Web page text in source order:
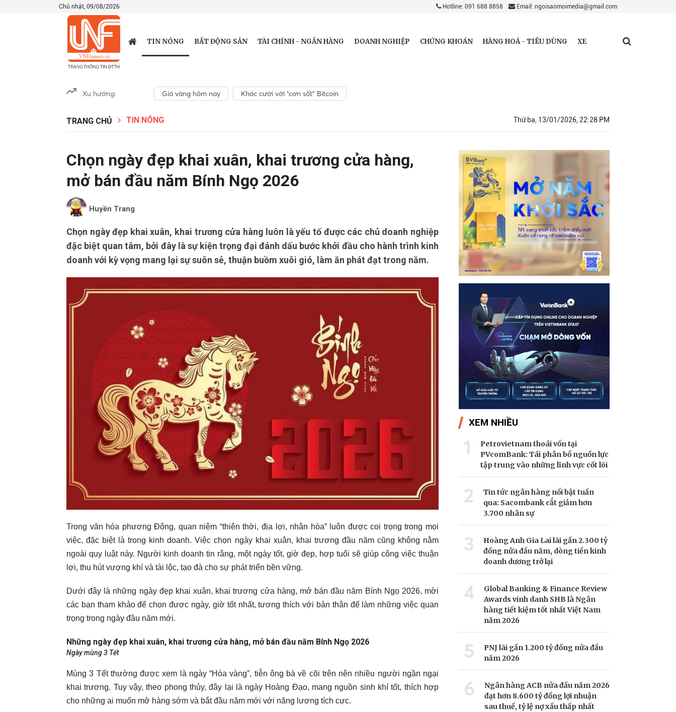
Chủ nhật, 09/08/2026 Hotline: 091 688 8858 Email: ngoisaomoimedia@gmail.com
TIN NÓNG BẤT ĐỘNG SẢN TÀI CHÍNH - NGÂN HÀNG DOANH NGHIỆP CHỨNG KHOÁN HÀNG HOÁ - TIÊU DÙNG XE
Xu hướng: Giá vàng hôm nay Khóc cười với “cơn sốt” Bitcoin
TRANG CHỦ TIN NÓNG Thứ ba, 13/01/2026, 22:28 PM
Chọn ngày đẹp khai xuân, khai trương cửa hàng,
mở bán đầu năm Bính Ngọ 2026
Huyền Trang
Chọn ngày đẹp khai xuân, khai trương cửa hàng luôn là yếu tố được các chủ doanh nghiệp
đặc biệt quan tâm, bởi đây là sự kiện trọng đại đánh dấu bước khởi đầu cho hành trình kinh
doanh với kỳ vọng mang lại sự suôn sẻ, thuận buồm xuôi gió, làm ăn phát đạt trong năm.
Trong văn hóa phương Đông, quan niệm “thiên thời, địa lợi, nhân hòa” luôn được coi trọng trong mọi
việc, đặc biệt là trong kinh doanh. Việc chọn ngày khai xuân, khai trương đầu năm cũng không nằm
ngoài quy luật này. Người kinh doanh tin rằng, một ngày tốt, giờ đẹp, hợp tuổi sẽ giúp công việc thuận
lợi, thu hút vượng khí và tài lộc, tạo đà cho sự phát triển bền vững.
Dưới đây là những ngày đẹp khai xuân, khai trương cửa hàng, mở bán đầu năm Bính Ngọ 2026, mời
các bạn tham khảo để chọn được ngày, giờ tốt nhất, tương thích với bản thân để làm những việc quan
trọng trong ngày đầu năm mới.
Những ngày đẹp khai xuân, khai trương cửa hàng, mở bán đầu năm Bính Ngọ 2026
Ngày mùng 3 Tết
Mùng 3 Tết thường được xem là ngày “Hóa vàng”, tiễn ông bà về cõi trên nên nhiều người ngần ngại
khai trương. Tuy vậy, theo phong thủy, đây lại là ngày Hoàng Đạo, mang nguồn sinh khí tốt, thích hợp
cho những ai muốn mở hàng sớm và bắt đầu năm mới với năng lượng tích cực.
XEM NHIỀU
1
Petrovietnam thoái vốn tại
PVcomBank: Tái phân bổ nguồn lực
tập trung vào những lĩnh vực cốt lõi
2
Tin tức ngân hàng nổi bật tuần
qua: Sacombank cắt giảm hơn
3.700 nhân sự
3
Hoàng Anh Gia Lai lãi gần 2.300 tỷ
đồng nửa đầu năm, dòng tiền kinh
doanh dương trở lại
4
Global Banking & Finance Review
Awards vinh danh SHB là Ngân
hàng tiết kiệm tốt nhất Việt Nam
năm 2026
5
PNJ lãi gần 1.200 tỷ đồng nửa đầu
năm 2026
6
Ngân hàng ACB nửa đầu năm 2026
đạt hơn 8.600 tỷ đồng lợi nhuận
sau thuế, tỷ lệ nợ xấu thấp nhất